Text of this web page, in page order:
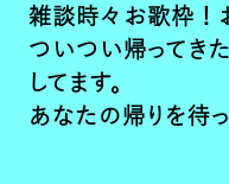
雑談時々お歌枠！
ついつい帰ってき
してます。
あなたの帰りを待